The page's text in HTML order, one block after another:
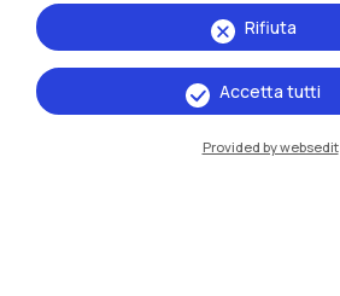
Lecco
Mantova
Rifiuta
Accetta tutti
Provided by websedit